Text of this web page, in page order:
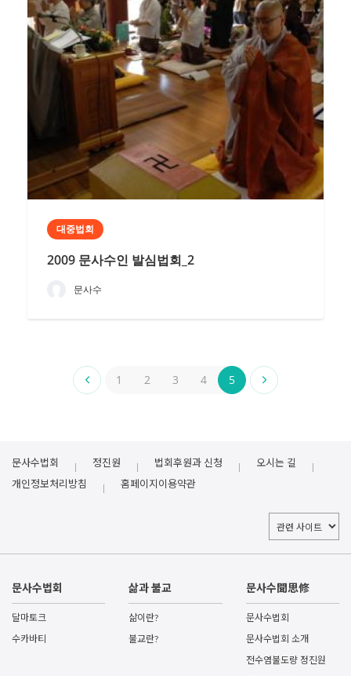
대중법회
2009 문사수인 발심법회_2
문사수
1 2 3 4 5
문사수법회 정진원 법회후원과 신청 오시는 길
개인정보처리방침 홈페이지이용약관
문사수법회
달마토크
수카바티
삶과 불교
삶이란?
불교란?
문사수聞思修
문사수법회
문사수법회 소개
전수염불도량 정진원